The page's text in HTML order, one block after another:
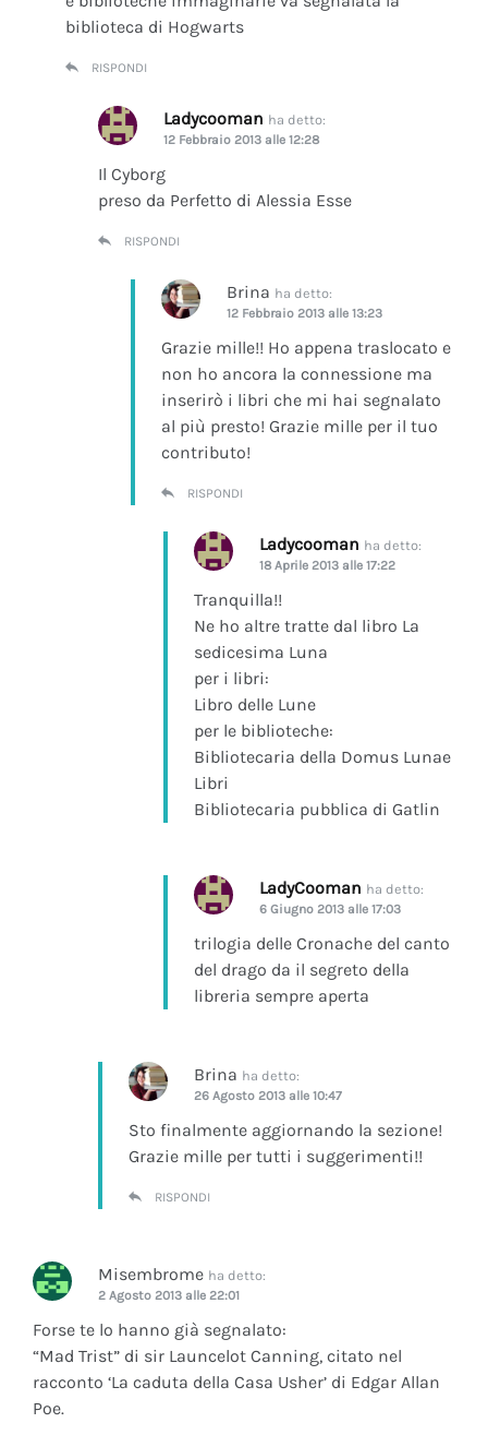
biblioteca di Hogwarts
RISPONDI
Ladycooman ha detto:
12 Febbraio 2013 alle 12:28
Il Cyborg
preso da Perfetto di Alessia Esse
RISPONDI
Brina ha detto:
12 Febbraio 2013 alle 13:23
Grazie mille!! Ho appena traslocato e
non ho ancora la connessione ma
inserirò i libri che mi hai segnalato
al più presto! Grazie mille per il tuo
contributo!
RISPONDI
Ladycooman ha detto:
18 Aprile 2013 alle 17:22
Tranquilla!!
Ne ho altre tratte dal libro La
sedicesima Luna
per i libri:
Libro delle Lune
per le biblioteche:
Bibliotecaria della Domus Lunae
Libri
Bibliotecaria pubblica di Gatlin
LadyCooman ha detto:
6 Giugno 2013 alle 17:03
trilogia delle Cronache del canto
del drago da il segreto della
libreria sempre aperta
Brina ha detto:
26 Agosto 2013 alle 10:47
Sto finalmente aggiornando la sezione!
Grazie mille per tutti i suggerimenti!!
RISPONDI
Misembrome ha detto:
2 Agosto 2013 alle 22:01
Forse te lo hanno già segnalato:
“Mad Trist” di sir Launcelot Canning, citato nel
racconto ‘La caduta della Casa Usher’ di Edgar Allan
Poe.